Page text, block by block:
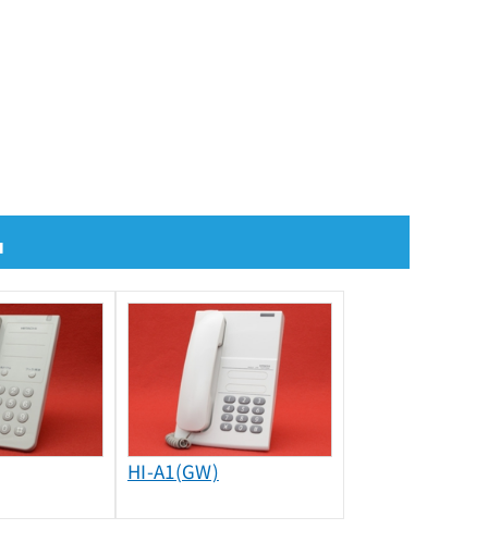
HI-A1(GW)